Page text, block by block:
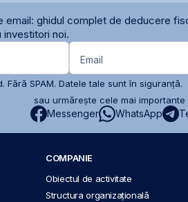
ghidul complet de deducere
noi.
Email
Fără SPAM. Datele tale sunt în siguranță.
sau urmărește cele mai importante
Messenger WhatsApp
COMPANIE
Obiectul de activitate
Structura organizațională